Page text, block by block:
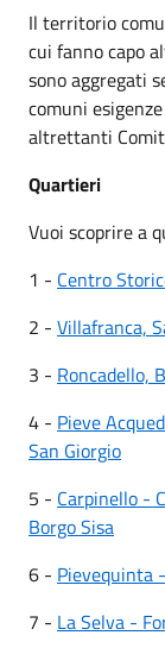
Il territorio
cui fanno capo
sono aggregati
comuni
altrettanti
Quartieri
Vuoi scoprire a
1 - Centro
2 - Villafranca,
3 - Roncadello,
4 - Pieve
San Giorgio
5 - Carpinello -
Borgo Sisa
6 - Pievequinta
7 - La Selva -